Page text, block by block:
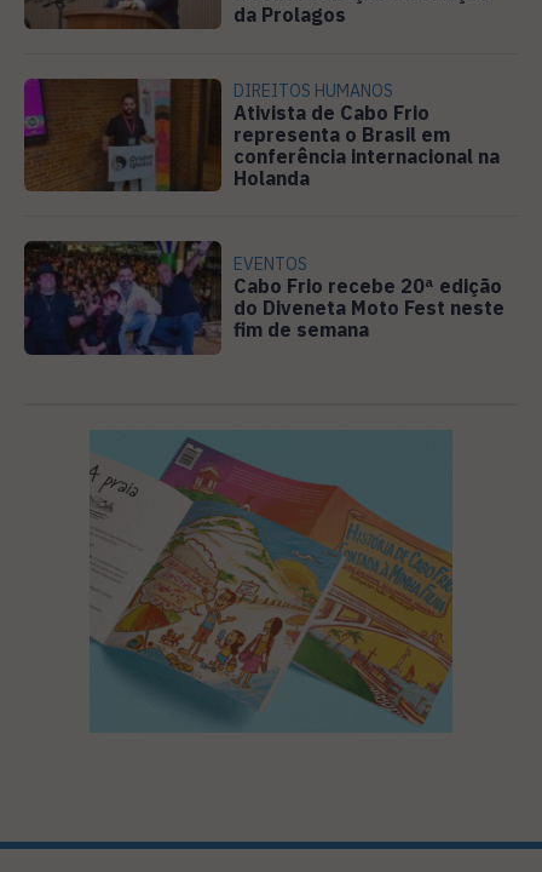
da Prolagos
DIREITOS HUMANOS
Ativista de Cabo Frio
representa o Brasil em
conferência internacional na
Holanda
EVENTOS
Cabo Frio recebe 20ª edição
do Diveneta Moto Fest neste
fim de semana